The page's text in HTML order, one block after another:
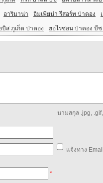
อาริมาน่า อิมเพียน่า รีสอร์ท ป่าตอง
บิส ภูเก็ต ป่าตอง ฮอไรซอน ป่าตอง บี
นามสกุล .jpg,
แจ้งทาง
*